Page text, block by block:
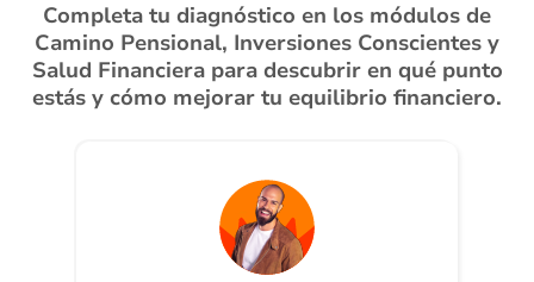
Completa tu diagnóstico en los módulos de
Camino Pensional, Inversiones Conscientes y
Salud Financiera para descubrir en qué punto
estás y cómo mejorar tu equilibrio financiero.